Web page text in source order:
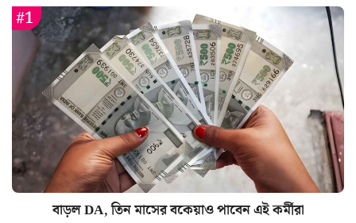
বাড়ল DA, তিন মাসের বকেয়াও পাবেন এই কর্মীরা